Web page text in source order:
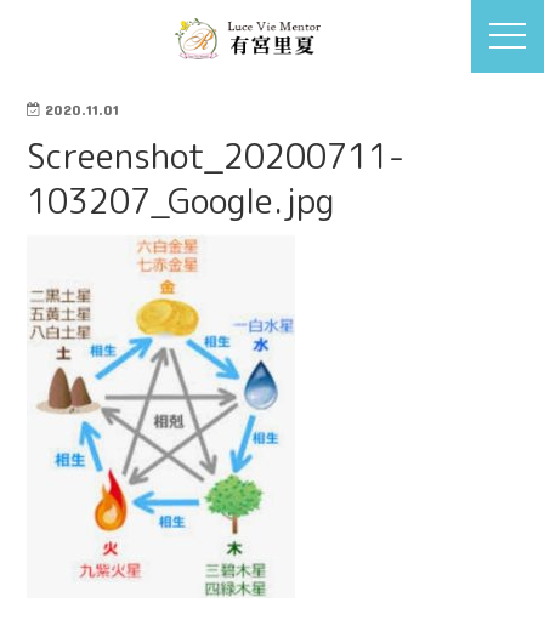
2020.11.01
Screenshot_20200711-
103207_Google.jpg